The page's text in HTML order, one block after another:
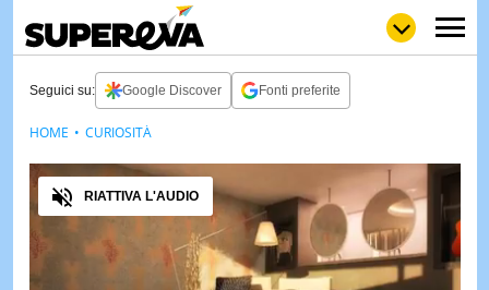
LOLGULP
LOVE
WOW
POP
NEWS
STORIE
VIDEO
Seguici su: Google Discover Fonti preferite
Audio
RIATTIVA L'AUDIO
HOME CURIOSITÀ